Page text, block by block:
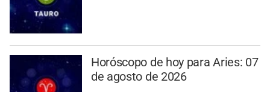
Horóscopo de hoy para Aries: 07
de agosto de 2026